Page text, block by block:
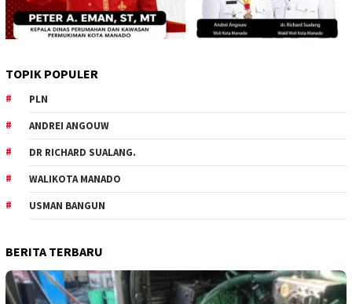
TOPIK POPULER
PLN
ANDREI ANGOUW
DR RICHARD SUALANG.
WALIKOTA MANADO
USMAN BANGUN
BERITA TERBARU